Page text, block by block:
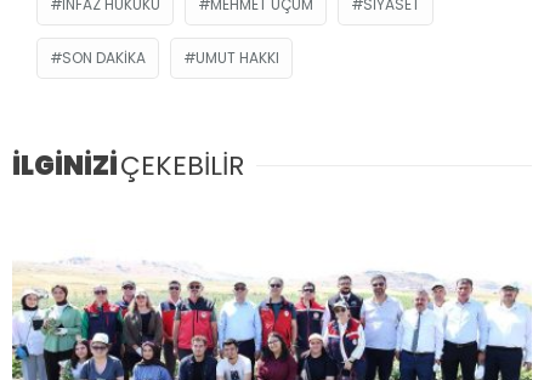
INFAZ HUKUKU MEHMET UÇUM SIYASET
SON DAKIKA UMUT HAKKI
İLGİNİZİÇEKEBİLİR